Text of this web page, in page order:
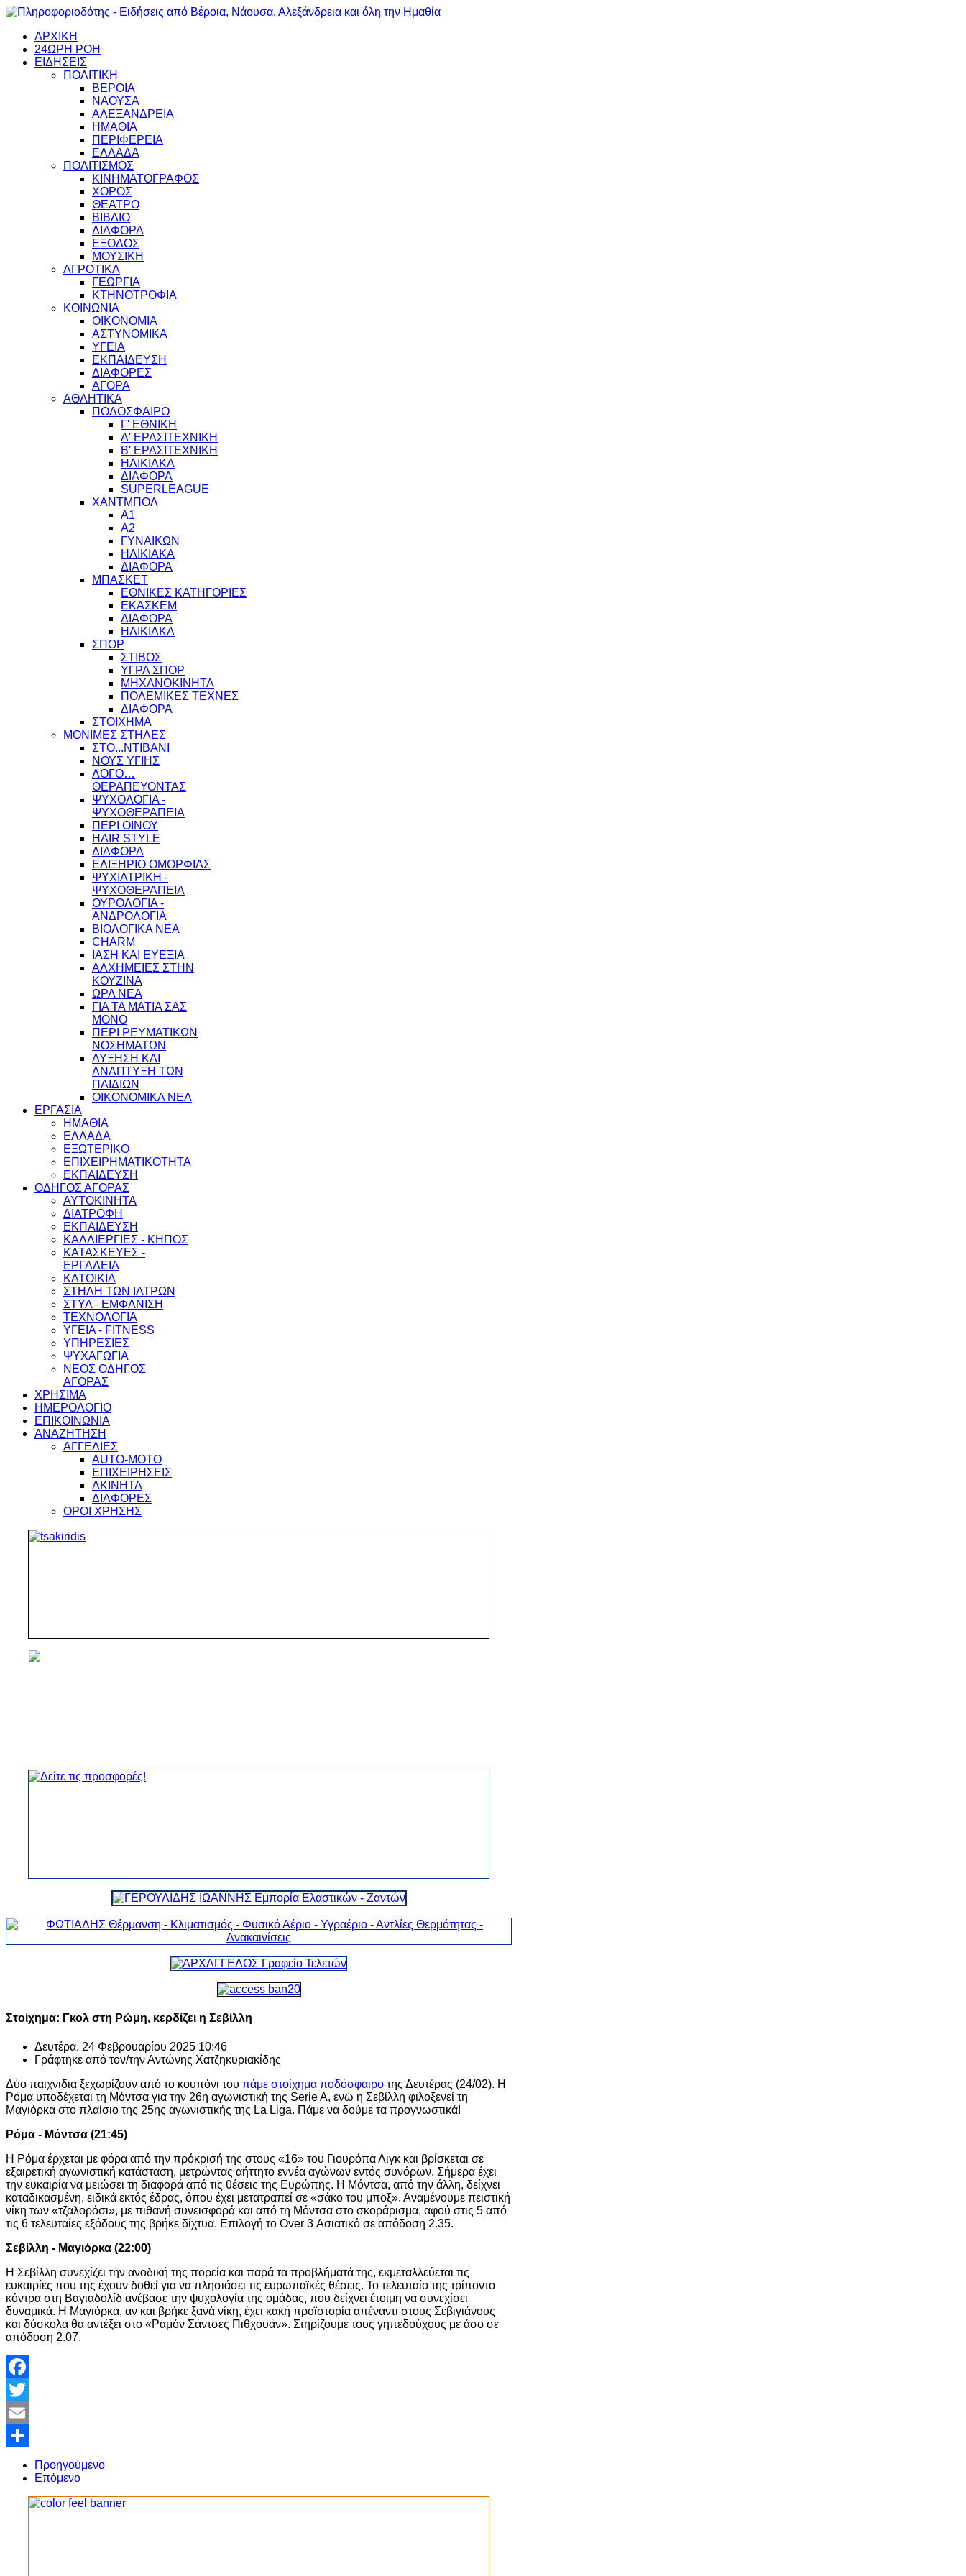
ΑΡΧΙΚΗ
24ΩΡΗ ΡΟΗ
ΕΙΔΗΣΕΙΣ
ΠΟΛΙΤΙΚΗ
ΒΕΡΟΙΑ
ΝΑΟΥΣΑ
ΑΛΕΞΑΝΔΡΕΙΑ
ΗΜΑΘΙΑ
ΠΕΡΙΦΕΡΕΙΑ
ΕΛΛΑΔΑ
ΠΟΛΙΤΙΣΜΟΣ
ΚΙΝΗΜΑΤΟΓΡΑΦΟΣ
ΧΟΡΟΣ
ΘΕΑΤΡΟ
ΒΙΒΛΙΟ
ΔΙΑΦΟΡΑ
ΕΞΟΔΟΣ
ΜΟΥΣΙΚΗ
ΑΓΡΟΤΙΚΑ
ΓΕΩΡΓΙΑ
ΚΤΗΝΟΤΡΟΦΙΑ
ΚΟΙΝΩΝΙΑ
ΟΙΚΟΝΟΜΙΑ
ΑΣΤΥΝΟΜΙΚΑ
ΥΓΕΙΑ
ΕΚΠΑΙΔΕΥΣΗ
ΔΙΑΦΟΡΕΣ
ΑΓΟΡΑ
ΑΘΛΗΤΙΚΑ
ΠΟΔΟΣΦΑΙΡΟ
Γ' ΕΘΝΙΚΗ
Α' ΕΡΑΣΙΤΕΧΝΙΚΗ
Β' ΕΡΑΣΙΤΕΧΝΙΚΗ
ΗΛΙΚΙΑΚΑ
ΔΙΑΦΟΡΑ
SUPERLEAGUE
ΧΑΝΤΜΠΟΛ
Α1
Α2
ΓΥΝΑΙΚΩΝ
ΗΛΙΚΙΑΚΑ
ΔΙΑΦΟΡΑ
ΜΠΑΣΚΕΤ
ΕΘΝΙΚΕΣ ΚΑΤΗΓΟΡΙΕΣ
ΕΚΑΣΚΕΜ
ΔΙΑΦΟΡΑ
ΗΛΙΚΙΑΚΑ
ΣΠΟΡ
ΣΤΙΒΟΣ
ΥΓΡΑ ΣΠΟΡ
ΜΗΧΑΝΟΚΙΝΗΤΑ
ΠΟΛΕΜΙΚΕΣ ΤΕΧΝΕΣ
ΔΙΑΦΟΡΑ
ΣΤΟΙΧΗΜΑ
ΜΟΝΙΜΕΣ ΣΤΗΛΕΣ
ΣΤΟ...ΝΤΙΒΑΝΙ
ΝΟΥΣ ΥΓΙΗΣ
ΛΟΓΟ…
ΘΕΡΑΠΕΥΟΝΤΑΣ
ΨΥΧΟΛΟΓΙΑ -
ΨΥΧΟΘΕΡΑΠΕΙΑ
ΠΕΡΙ ΟΙΝΟΥ
HAIR STYLE
ΔΙΑΦΟΡΑ
ΕΛΙΞΗΡΙΟ ΟΜΟΡΦΙΑΣ
ΨΥΧΙΑΤΡΙΚΗ -
ΨΥΧΟΘΕΡΑΠΕΙΑ
ΟΥΡΟΛΟΓΙΑ -
ΑΝΔΡΟΛΟΓΙΑ
ΒΙΟΛΟΓΙΚΑ ΝΕΑ
CHARM
ΙΑΣΗ ΚΑΙ ΕΥΕΞΙΑ
ΑΛΧΗΜΕΙΕΣ ΣΤΗΝ
ΚΟΥΖΙΝΑ
ΩΡΛ ΝEA
ΓΙΑ ΤΑ ΜΑΤΙΑ ΣΑΣ
ΜΟΝΟ
ΠΕΡΙ ΡΕΥΜΑΤΙΚΩΝ
ΝΟΣΗΜΑΤΩΝ
ΑΥΞΗΣΗ ΚΑΙ
ΑΝΑΠΤΥΞΗ ΤΩΝ
ΠΑΙΔΙΩΝ
ΟΙΚΟΝΟΜΙΚΑ ΝΕΑ
ΕΡΓΑΣΙΑ
ΗΜΑΘΙΑ
ΕΛΛΑΔΑ
ΕΞΩΤΕΡΙΚΟ
ΕΠΙΧΕΙΡΗΜΑΤΙΚΟΤΗΤΑ
ΕΚΠΑΙΔΕΥΣΗ
ΟΔΗΓΟΣ ΑΓΟΡΑΣ
ΑΥΤΟΚΙΝΗΤΑ
ΔΙΑΤΡΟΦΗ
ΕΚΠΑΙΔΕΥΣΗ
ΚΑΛΛΙΕΡΓΙΕΣ - ΚΗΠΟΣ
ΚΑΤΑΣΚΕΥΕΣ -
ΕΡΓΑΛΕΙΑ
ΚΑΤΟΙΚΙΑ
ΣΤΗΛΗ ΤΩΝ ΙΑΤΡΩΝ
ΣΤΥΛ - ΕΜΦΑΝΙΣΗ
ΤΕΧΝΟΛΟΓΙΑ
ΥΓΕΙΑ - FITNESS
ΥΠΗΡΕΣΙΕΣ
ΨΥΧΑΓΩΓΙΑ
ΝΕΟΣ ΟΔΗΓΟΣ
ΑΓΟΡΑΣ
ΧΡΗΣΙΜΑ
ΗΜΕΡΟΛΟΓΙΟ
ΕΠΙΚΟΙΝΩΝΙΑ
ΑΝΑΖΗΤΗΣΗ
ΑΓΓΕΛΙΕΣ
AUTO-MOTO
ΕΠΙΧΕΙΡΗΣΕΙΣ
ΑΚΙΝΗΤΑ
ΔΙΑΦΟΡΕΣ
ΟΡΟΙ ΧΡΗΣΗΣ
Στοίχημα: Γκολ στη Ρώμη, κερδίζει η Σεβίλλη
Δευτέρα, 24 Φεβρουαρίου 2025 10:46
Γράφτηκε από τον/τηνΑντώνης Χατζηκυριακίδης
Δύο παιχνιδια ξεχωρίζουν από το κουπόνι του πάμε στοίχημα ποδόσφαιρο της Δευτέρας (24/02). Η
Ρόμα υποδέχεται τη Μόντσα για την 26η αγωνιστική της Serie A, ενώ η Σεβίλλη φιλοξενεί τη
Μαγιόρκα στο πλαίσιο της 25ης αγωνιστικής της La Liga. Πάμε να δούμε τα προγνωστικά!
Ρόμα - Μόντσα (21:45)
Η Ρόμα έρχεται με φόρα από την πρόκρισή της στους «16» του Γιουρόπα Λιγκ και βρίσκεται σε
εξαιρετική αγωνιστική κατάσταση, μετρώντας αήττητο εννέα αγώνων εντός συνόρων. Σήμερα έχει
την ευκαιρία να μειώσει τη διαφορά από τις θέσεις της Ευρώπης. Η Μόντσα, από την άλλη, δείχνει
καταδικασμένη, ειδικά εκτός έδρας, όπου έχει μετατραπεί σε «σάκο του μποξ». Αναμένουμε πειστική
νίκη των «τζαλορόσι», με πιθανή συνεισφορά και από τη Μόντσα στο σκοράρισμα, αφού στις 5 από
τις 6 τελευταίες εξόδους της βρήκε δίχτυα. Επιλογή το Over 3 Ασιατικό σε απόδοση 2.35.
Σεβίλλη - Μαγιόρκα (22:00)
Η Σεβίλλη συνεχίζει την ανοδική της πορεία και παρά τα προβλήματά της, εκμεταλλεύεται τις
ευκαιρίες που της έχουν δοθεί για να πλησιάσει τις ευρωπαϊκές θέσεις. Το τελευταίο της τρίποντο
κόντρα στη Βαγιαδολίδ ανέβασε την ψυχολογία της ομάδας, που δείχνει έτοιμη να συνεχίσει
δυναμικά. Η Μαγιόρκα, αν και βρήκε ξανά νίκη, έχει κακή προϊστορία απέναντι στους Σεβιγιάνους
και δύσκολα θα αντέξει στο «Ραμόν Σάντσες Πιθχουάν». Στηρίζουμε τους γηπεδούχους με άσο σε
απόδοση 2.07.
Facebook
Twitter
Email
Share
Προηγούμενο
Επόμενο